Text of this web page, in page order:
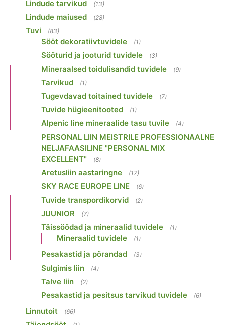
Lindude tarvikud (13)
Lindude maiused (28)
Tuvi (83)
Sööt dekoratiivtuvidele (1)
Sööturid ja jooturid tuvidele (3)
Mineraalsed toidulisandid tuvidele (9)
Tarvikud (1)
Tugevdavad toitained tuvidele (7)
Tuvide hügieenitooted (1)
Alpenic line mineraalide tasu tuvile (4)
PERSONAL LIIN MEISTRILE PROFESSIONAALNE
NELJAFAASILINE "PERSONAL MIX
EXCELLENT"
(8)
Aretusliin aastaringne (17)
SKY RACE EUROPE LINE (6)
Tuvide transpordikorvid (2)
JUUNIOR (7)
Täissöödad ja mineraalid tuvidele (1)
Mineraalid tuvidele (1)
Pesakastid ja põrandad (3)
Sulgimis liin (4)
Talve liin (2)
Pesakastid ja pesitsus tarvikud tuvidele (6)
Linnutoit (66)